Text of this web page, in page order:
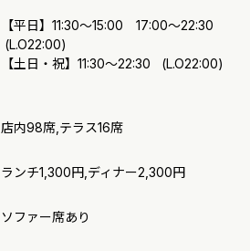
【平日】11:30〜15:00 17:00～22:30
(L.O22:00)
【土日・祝】11:30〜22:30 (L.O22:00)
店内98席,テラス16席
ランチ1,300円,ディナー2,300円
ソファー席あり